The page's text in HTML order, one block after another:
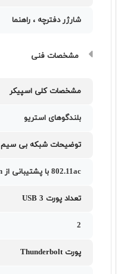
شارژر دفترچه ، راهنما
مشخصات فنی
مشخصات کلی اسپیکر
بلندگوهای استریو
توضیحات شبکه بی سیم
802.11ac با پشتیبانی از IEEE 802.11a/b/g/n
تعداد پورت USB 3
2
پورت Thunderbolt